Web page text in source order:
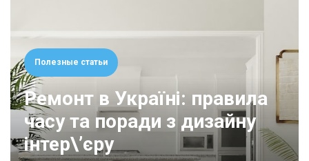
Полезные статьи
Ремонт в Україні: правила
часу та поради з дизайну
інтер\’єру